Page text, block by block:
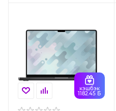
кэшбэк
1182.45 Б